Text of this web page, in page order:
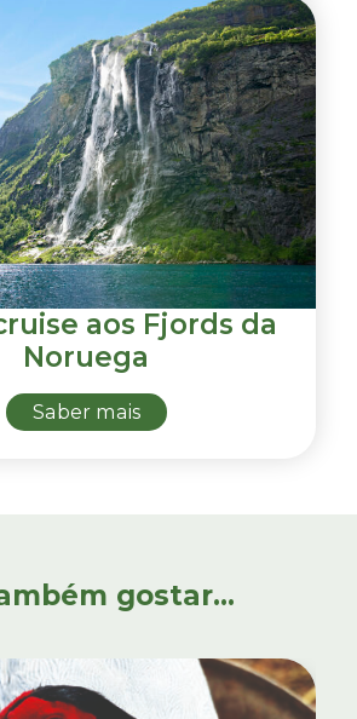
aos Fjords da
Noruega
Saber mais
gostar...